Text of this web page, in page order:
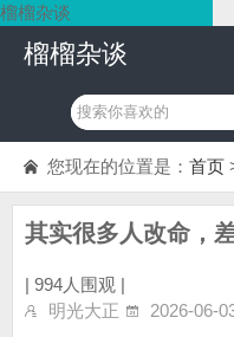
榴榴杂谈
榴榴杂谈
您现在的位置是： 首页
其实很多人改命，
| 994人围观 |
明光大正
2026-06-